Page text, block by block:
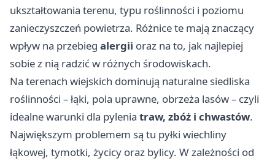
ukształtowania terenu, typu roślinności i poziomu
zanieczyszczeń powietrza. Różnice te mają znaczący
wpływ na przebieg alergii oraz na to, jak najlepiej
sobie z nią radzić w różnych środowiskach.
Na terenach wiejskich dominują naturalne siedliska
roślinności – łąki, pola uprawne, obrzeża lasów – czyli
idealne warunki dla pylenia traw, zbóż i chwastów.
Największym problemem są tu pyłki wiechliny
łąkowej, tymotki, życicy oraz bylicy. W zależności od